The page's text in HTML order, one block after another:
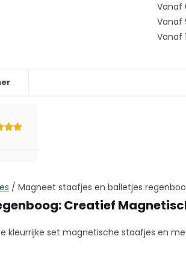
Vanaf
Vanaf
Vanaf
/ Magneet staafjes en balletjes
Creatief
kleurrijke set magnetische staafjes en